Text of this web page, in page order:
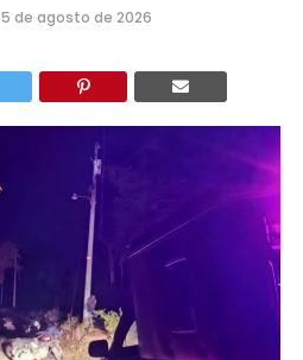
5 de agosto de 2026